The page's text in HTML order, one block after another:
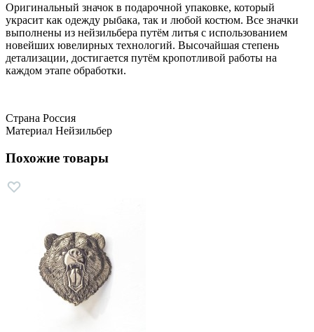
Оригинальный значок в подарочной упаковке, который
украсит как одежду рыбака, так и любой костюм. Все значки
выполнены из нейзильбера путём литья с использованием
новейших ювелирных технологий. Высочайшая степень
детализации, достигается путём кропотливой работы на
каждом этапе обработки.
Страна Россия
Материал Нейзильбер
Похожие товары